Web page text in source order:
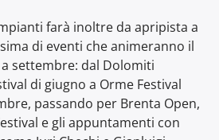
farà inoltre da apripista a
di eventi che animeranno il
settembre: dal Dolomiti
di giugno a Orme Festival
passando per Brenta Open,
e gli appuntamenti con